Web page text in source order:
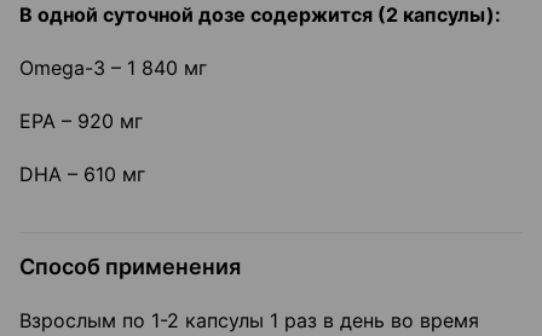
В одной суточной дозе содержится (2 капсулы):
Omega-3 – 1 840 мг
EPA – 920 мг
DHA – 610 мг
Способ применения
Взрослым по 1-2 капсулы 1 раз в день во время